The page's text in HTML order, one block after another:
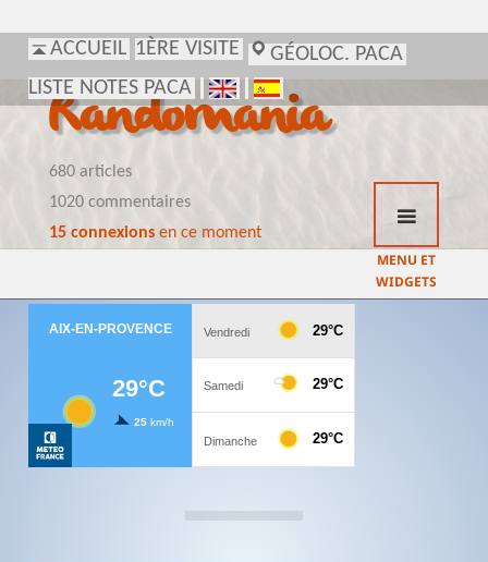
ACCUEIL 1ÈRE VISITE
GÉOLOC. PACA
LISTE NOTES PACA
Randomania
680 articles
1020 commentaires
15 connexionsen ce moment
MENU ET
WIDGETS